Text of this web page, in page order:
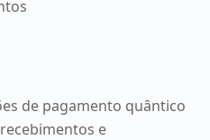
de pagamento quântico
e